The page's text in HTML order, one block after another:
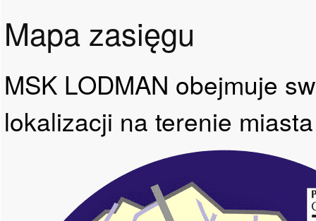
Mapa zasięgu
MSK LODMAN obejmuje
lokalizacji na terenie